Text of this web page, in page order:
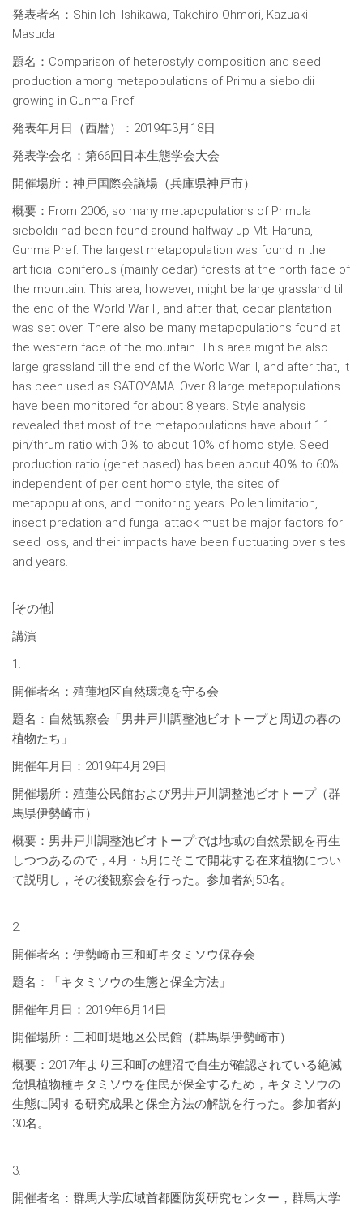
発表者名：Shin-Ichi Ishikawa, Takehiro Ohmori, Kazuaki
Masuda
題名：Comparison of heterostyly composition and seed
production among metapopulations of Primula sieboldii
growing in Gunma Pref.
発表年月日（西暦）：2019年3月18日
発表学会名：第66回日本生態学会大会
開催場所：神戸国際会議場（兵庫県神戸市）
概要：From 2006, so many metapopulations of Primula
sieboldii had been found around halfway up Mt. Haruna,
Gunma Pref. The largest metapopulation was found in the
artificial coniferous (mainly cedar) forests at the north face of
the mountain. This area, however, might be large grassland till
the end of the World War II, and after that, cedar plantation
was set over. There also be many metapopulations found at
the western face of the mountain. This area might be also
large grassland till the end of the World War II, and after that, it
has been used as SATOYAMA. Over 8 large metapopulations
have been monitored for about 8 years. Style analysis
revealed that most of the metapopulations have about 1:1
pin/thrum ratio with 0％ to about 10% of homo style. Seed
production ratio (genet based) has been about 40％ to 60%
independent of per cent homo style, the sites of
metapopulations, and monitoring years. Pollen limitation,
insect predation and fungal attack must be major factors for
seed loss, and their impacts have been fluctuating over sites
and years.
[その他]
講演
1.
開催者名：殖蓮地区自然環境を守る会
題名：自然観察会「男井戸川調整池ビオトープと周辺の春の
植物たち」
開催年月日：2019年4月29日
開催場所：殖蓮公民館および男井戸川調整池ビオトープ（群
馬県伊勢崎市）
概要：男井戸川調整池ビオトープでは地域の自然景観を再生
しつつあるので，4月・5月にそこで開花する在来植物につい
て説明し，その後観察会を行った。参加者約50名。
2.
開催者名：伊勢崎市三和町キタミソウ保存会
題名：「キタミソウの生態と保全方法」
開催年月日：2019年6月14日
開催場所：三和町堤地区公民館（群馬県伊勢崎市）
概要：2017年より三和町の鯉沼で自生が確認されている絶滅
危惧植物種キタミソウを住民が保全するため，キタミソウの
生態に関する研究成果と保全方法の解説を行った。参加者約
30名。
3.
開催者名：群馬大学広域首都圏防災研究センター，群馬大学